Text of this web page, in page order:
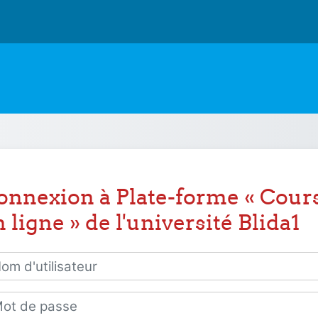
à Plate-forme «
ligne » de l'université Blida1
d'utilisateur
de passe